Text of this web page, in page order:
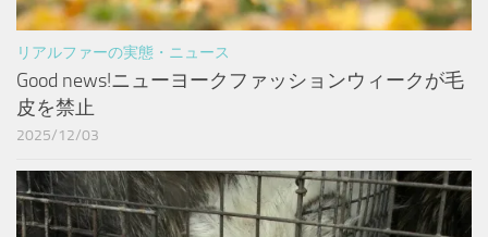
リアルファーの実態・ニュース
Good news!ニューヨークファッションウィークが毛
皮を禁止
2025/12/03